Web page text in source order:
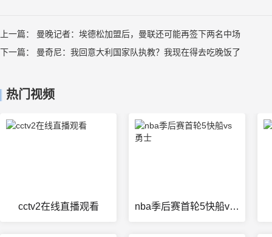
上一篇： 曼晚记者：埃德松加盟后，曼联还可能再签下两名中场
下一篇： 曼奇尼：我回意大利国家队执教？我现在得去吃晚饭了
热门视频
cctv2在线直播观看 nba季后赛首轮5快船vs勇士